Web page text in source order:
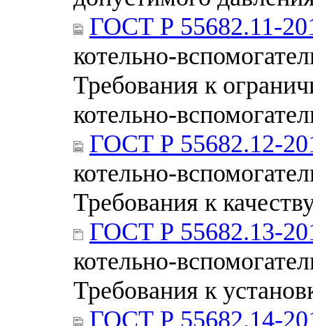
ГОСТ Р 55682.11-
котельно-
Требования к
котельно-
ГОСТ Р 55682.12-
котельно-
Требования к
ГОСТ Р 55682.13-
котельно-
Требования к
ГОСТ Р 55682.14-